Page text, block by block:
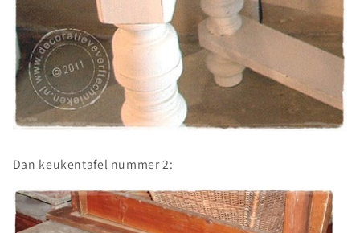
Dan keukentafel nummer 2: